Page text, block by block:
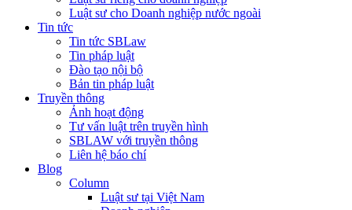
Luật sư cho Doanh nghiệp nước ngoài
Tin tức
Tin tức SBLaw
Tin pháp luật
Đào tạo nội bộ
Bản tin pháp luật
Truyền thông
Ảnh hoạt động
Tư vấn luật trên truyền hình
SBLAW với truyền thông
Liên hệ báo chí
Blog
Column
Luật sư tại Việt Nam